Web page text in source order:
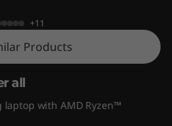
+11
Products
all
with AMD Ryzen™